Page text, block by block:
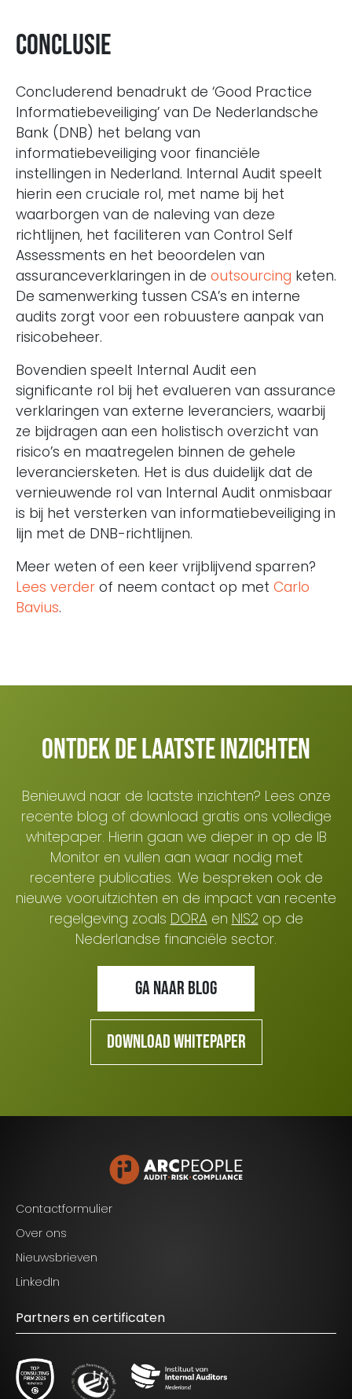
Conclusie
Concluderend benadrukt de ‘Good Practice
Informatiebeveiliging’ van De Nederlandsche
Bank (DNB) het belang van
informatiebeveiliging voor financiële
instellingen in Nederland. Internal Audit speelt
hierin een cruciale rol, met name bij het
waarborgen van de naleving van deze
richtlijnen, het faciliteren van Control Self
Assessments en het beoordelen van
assuranceverklaringen in de outsourcing keten.
De samenwerking tussen CSA’s en interne
audits zorgt voor een robuustere aanpak van
risicobeheer.
Bovendien speelt Internal Audit een
significante rol bij het evalueren van assurance
verklaringen van externe leveranciers, waarbij
ze bijdragen aan een holistisch overzicht van
risico’s en maatregelen binnen de gehele
leveranciersketen. Het is dus duidelijk dat de
vernieuwende rol van Internal Audit onmisbaar
is bij het versterken van informatiebeveiliging in
lijn met de DNB-richtlijnen.
Meer weten of een keer vrijblijvend sparren?
Lees verder of neem contact op met Carlo
Bavius.
Ontdek de laatste inzichten
Benieuwd naar de laatste inzichten? Lees onze
recente blog of download gratis ons volledige
whitepaper. Hierin gaan we dieper in op de IB
Monitor en vullen aan waar nodig met
recentere publicaties. We bespreken ook de
nieuwe vooruitzichten en de impact van recente
regelgeving zoals DORAen NIS2op de
Nederlandse financiële sector.
Ga naar blog
Download whitepaper
Contactformulier
Over ons
Nieuwsbrieven
LinkedIn
Partners en certificaten
gebied van Audit, Risk en Compliance.